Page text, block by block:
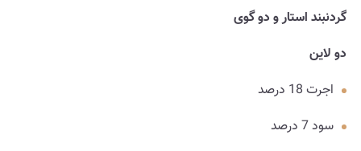
گردنبند استار و دو گوی
دو لاین
اجرت 18 درصد
سود 7 درصد